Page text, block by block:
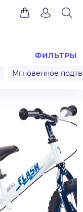
ФИЛЬТРЫ
Мгновенное